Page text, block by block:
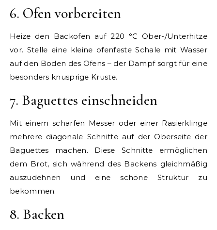
6. Ofen vorbereiten
Heize den Backofen auf 220 °C Ober-/Unterhitze
vor. Stelle eine kleine ofenfeste Schale mit Wasser
auf den Boden des Ofens – der Dampf sorgt für eine
besonders knusprige Kruste.
7. Baguettes einschneiden
Mit einem scharfen Messer oder einer Rasierklinge
mehrere diagonale Schnitte auf der Oberseite der
Baguettes machen. Diese Schnitte ermöglichen
dem Brot, sich während des Backens gleichmäßig
auszudehnen und eine schöne Struktur zu
bekommen.
8. Backen